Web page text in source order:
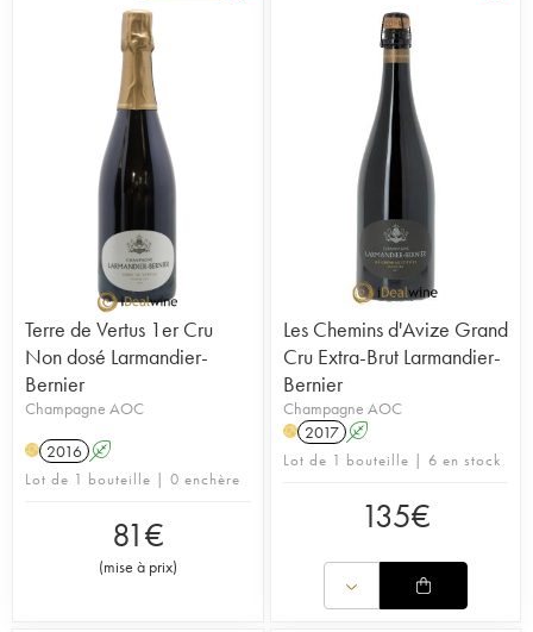
Terre de Vertus 1er Cru
Non dosé Larmandier-
Bernier
Champagne AOC
H 2016 A
Lot de 1 bouteille | 0 enchère
81€
(mise à prix)
Les Chemins d'Avize Grand
Cru Extra-Brut Larmandier-
Bernier
Champagne AOC
H 2017 A
Lot de 1 bouteille | 6 en stock
135€